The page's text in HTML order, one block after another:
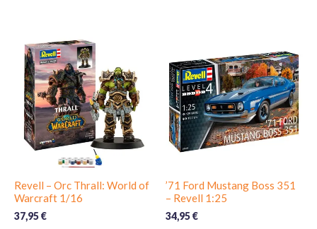
Revell – Orc Thrall: World of
Warcraft 1/16
37,95€
’71 Ford Mustang Boss 351
– Revell 1:25
34,95€